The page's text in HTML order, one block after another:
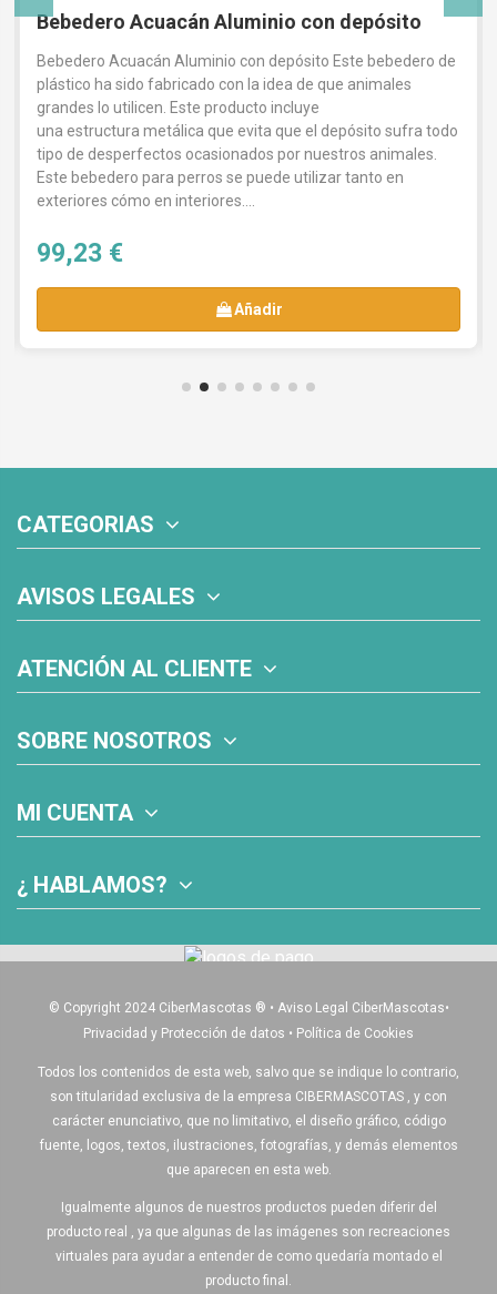
Bebedero Acuacán Aluminio con depósito
Bebedero Acuacán Aluminio con depósito Este bebedero de
plástico ha sido fabricado con la idea de que animales
grandes lo utilicen. Este producto incluye
una estructura metálica que evita que el depósito sufra todo
tipo de desperfectos ocasionados por nuestros animales.
Este bebedero para perros se puede utilizar tanto en
exteriores cómo en interiores....
99,23 €
Añadir
CATEGORIAS
AVISOS LEGALES
ATENCIÓN AL CLIENTE
SOBRE NOSOTROS
MI CUENTA
¿ HABLAMOS?
© Copyright 2024 CiberMascotas ® • Aviso Legal CiberMascotas•
Privacidad y Protección de datos • Política de Cookies
Todos los contenidos de esta web, salvo que se indique lo contrario,
son titularidad exclusiva de la empresa CIBERMASCOTAS , y con
carácter enunciativo, que no limitativo, el diseño gráfico, código
fuente, logos, textos, ilustraciones, fotografías, y demás elementos
que aparecen en esta web.
Igualmente algunos de nuestros productos pueden diferir del
producto real , ya que algunas de las imágenes son recreaciones
virtuales para ayudar a entender de como quedaría montado el
producto final.